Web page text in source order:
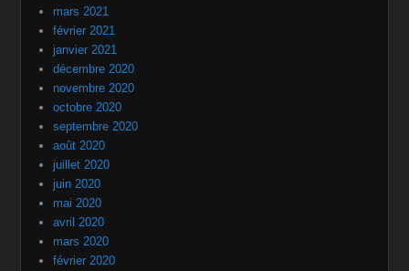
mars 2021
février 2021
janvier 2021
décembre 2020
novembre 2020
octobre 2020
septembre 2020
août 2020
juillet 2020
juin 2020
mai 2020
avril 2020
mars 2020
février 2020